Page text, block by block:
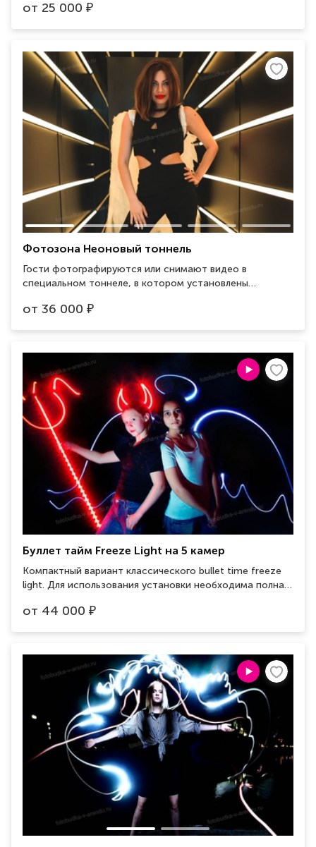
от 25 000 ₽
Фотозона Неоновый тоннель
Гости фотографируются или снимают видео в
специальном тоннеле, в котором установлены
цветов лампы обладают эффектом бесконечности за
от 36 000 ₽
Буллет тайм Freeze Light на 5 камер
Компактный вариант классического bullet time freeze
light. Для использования установки необходима полная
светонепроницаемым надувным шатром кубической
от 44 000 ₽